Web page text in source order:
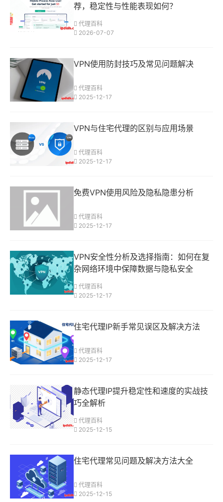
荐，稳定性与性能表现如何？
代理百科
2026-07-07
VPN使用防封技巧及常见问题解决
代理百科
2025-12-17
VPN与住宅代理的区别与应用场景
代理百科
2025-12-17
免费VPN使用风险及隐私隐患分析
代理百科
2025-12-17
VPN安全性分析及选择指南：如何在复
杂网络环境中保障数据与隐私安全
代理百科
2025-12-17
住宅代理IP新手常见误区及解决方法
代理百科
2025-12-17
静态代理IP提升稳定性和速度的实战技
巧全解析
代理百科
2025-12-15
住宅代理常见问题及解决方法大全
代理百科
2025-12-15